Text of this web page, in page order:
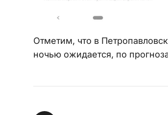
Отметим, что в
ночью ожидается, по